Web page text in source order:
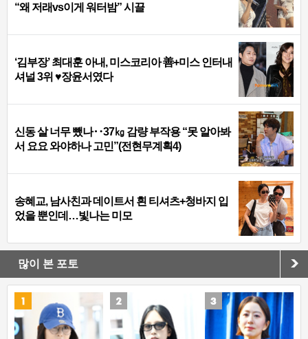
“왜 저래vs이게 워터밤” 시끌
‘김부장’ 최대훈 아내, 미스코리아 善+미스 인터내
셔널 3위 ♥장윤서였다
신동 살 너무 뺐나‥37㎏ 감량 부작용 “못 알아봐
서 요요 와야하나 고민”(전현무계획4)
송혜교, 남사친과 데이트서 흰 티셔츠+청바지 입
었을 뿐인데…빛나는 미모
많이 본 포토